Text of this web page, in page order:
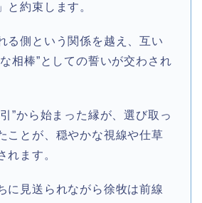
と約束します。
る側という関係を越え、互い
相棒”としての誓いが交わされ
”から始まった縁が、選び取っ
ことが、穏やかな視線や仕草
れます。
に見送られながら徐牧は前線